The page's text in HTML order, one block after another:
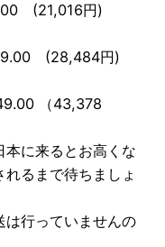
(21,016円)
(28,484円)
（43,378
に来るとお高くな
るまで待ちましょ
は行っていませんの